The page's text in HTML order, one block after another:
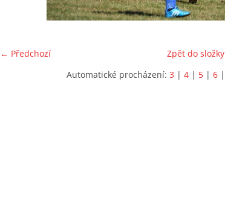
← Předchozí
Zpět do složky
Automatické procházení: 3 | 4 | 5 | 6 |